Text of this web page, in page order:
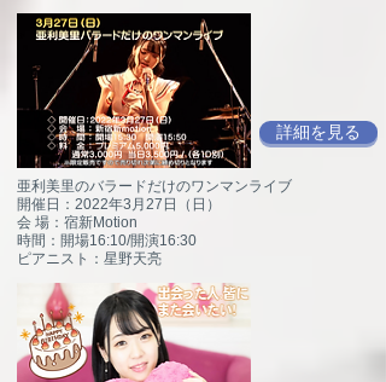
詳細を見る
亜利美里のバラードだけのワンマンライブ
開催日：2022年3月27日（日）
会 場：宿新Motion
時間：開場16:10/開演16:30
ピアニスト：星野天亮